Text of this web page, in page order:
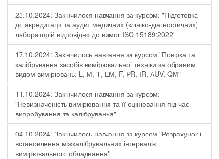
23.10.2024: Закінчилося навчання за курсом: "Підготовка
до акредитації та аудит медичних (клініко-діагностичних)
лабораторій відповідно до вимог ISO 15189:2022"
17.10.2024: Закінчилось навчання за курсом "Повірка та
калібрування засобів вимірювальної техніки за обраним
видом вимірювань: L, М, Т, ЕМ, F, РR, ІR, АUV, QМ"
11.10.2024: Закінчилося навчання за курсом:
"Невизначеність вимірювання та її оцінювання під час
випробування та калібрування"
04.10.2024: Закінчилось навчання за курсом "Розрахунок і
встановлення міжкалібрувальних інтервалів
вимірювального обладнання"